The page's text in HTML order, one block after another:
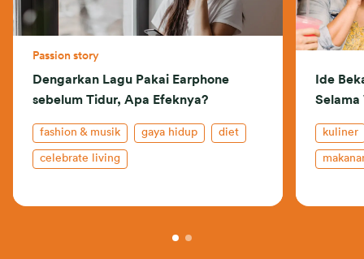
Passion story
Dengarkan Lagu Pakai Earphone
sebelum Tidur, Apa Efeknya?
fashion & musik gaya hidup diet
celebrate living
Ide
Selama
kuliner